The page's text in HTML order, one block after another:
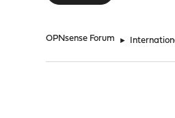
OPNsense Forum ►